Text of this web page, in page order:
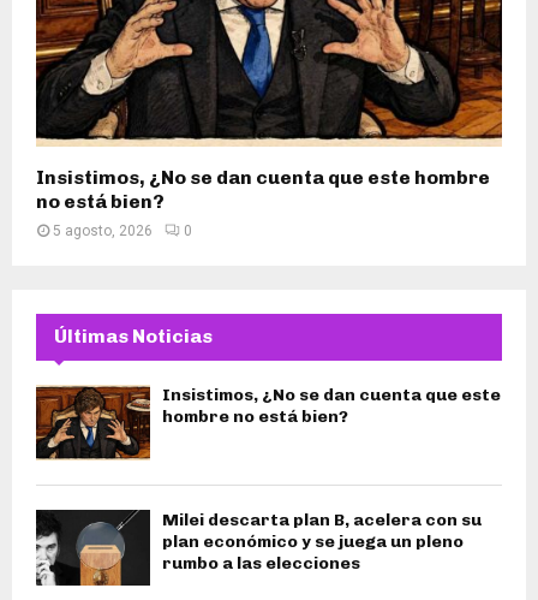
Insistimos, ¿No se dan cuenta que este hombre
no está bien?
5 agosto, 2026 0
Últimas Noticias
Insistimos, ¿No se dan cuenta que este
hombre no está bien?
Milei descarta plan B, acelera con su
plan económico y se juega un pleno
rumbo a las elecciones